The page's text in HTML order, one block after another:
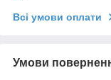
Всі умови оплати
Умови